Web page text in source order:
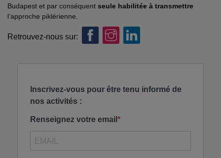
Budapest et par conséquent seule habilitée à transmettre
l’approche piklérienne.
Retrouvez-nous sur: